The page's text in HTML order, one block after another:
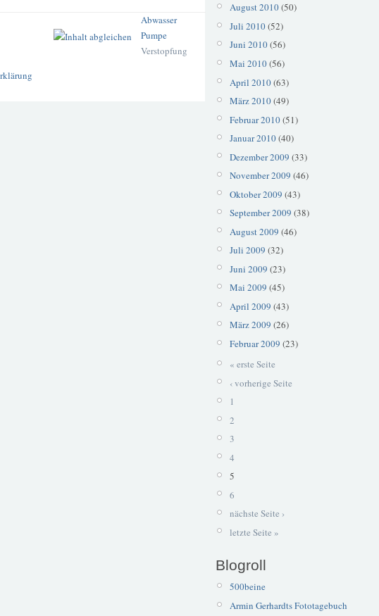
Abwasser
Pumpe
Verstopfung
August 2010(50)
Juli 2010(52)
Juni 2010(56)
Mai 2010(56)
April 2010(63)
März 2010(49)
Februar 2010(51)
Januar 2010(40)
Dezember 2009 (33)
November 2009 (46)
Oktober 2009 (43)
September 2009 (38)
August 2009 (46)
Juli 2009 (32)
Juni 2009 (23)
Mai 2009 (45)
April 2009 (43)
März 2009 (26)
Februar 2009 (23)
« erste Seite
‹ vorherige Seite
1
2
3
4
5
6
nächste Seite ›
letzte Seite »
Blogroll
500beine
Armin Gerhardts Fototagebuch